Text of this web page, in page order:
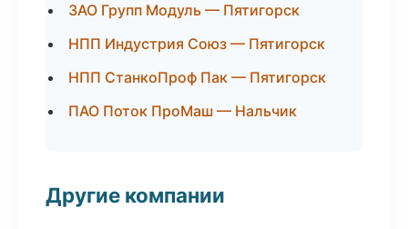
ЗАО Групп Модуль — Пятигорск
НПП Индустрия Союз — Пятигорск
НПП СтанкоПроф Пак — Пятигорск
ПАО Поток ПроМаш — Нальчик
Другие компании